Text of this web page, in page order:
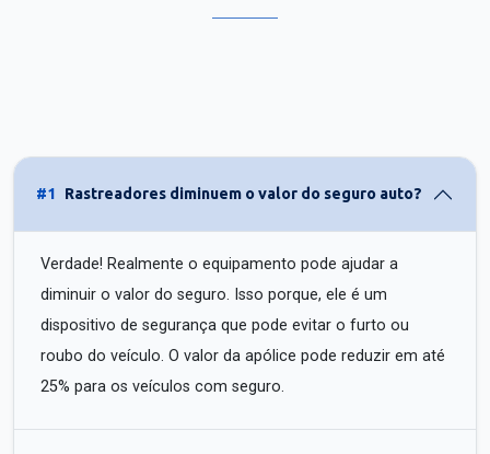
#1 Rastreadores diminuem o valor do seguro auto?
Verdade! Realmente o equipamento pode ajudar a
diminuir o valor do seguro. Isso porque, ele é um
dispositivo de segurança que pode evitar o furto ou
roubo do veículo. O valor da apólice pode reduzir em até
25% para os veículos com seguro.